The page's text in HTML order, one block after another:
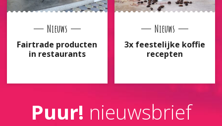
Nieuws
Fairtrade producten
in restaurants
Nieuws
3x feestelijke koffie
recepten
Puur! nieuwsbrief